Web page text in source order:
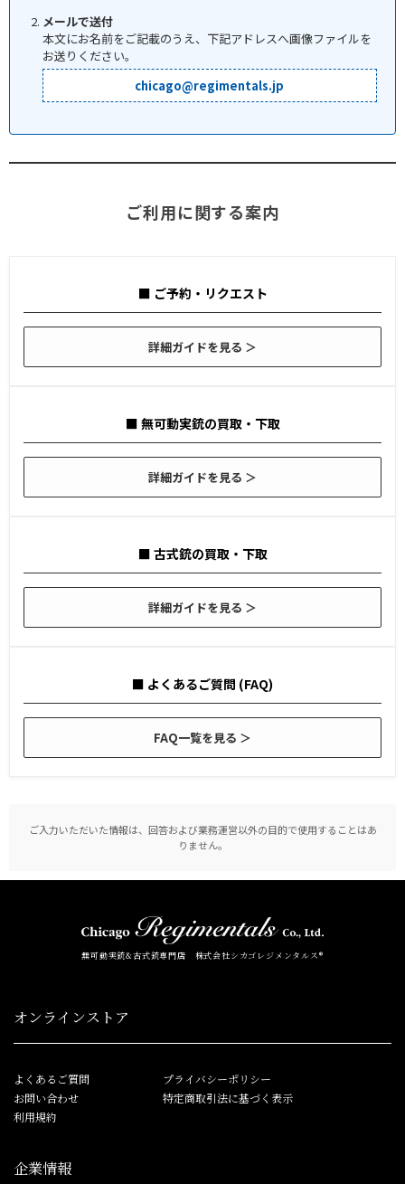
メールで送付
本文にお名前をご記載のうえ、下記アドレスへ画像ファイルを
お送りください。
chicago@regimentals.jp
ご利用に関する案内
■ ご予約・リクエスト
詳細ガイドを見る ＞
■ 無可動実銃の買取・下取
詳細ガイドを見る ＞
■ 古式銃の買取・下取
詳細ガイドを見る ＞
■ よくあるご質問 (FAQ)
FAQ一覧を見る ＞
ご入力いただいた情報は、回答および業務運営以外の目的で使用することはあ
りません。
無可動実銃&古式銃専門店 株式会社シカゴレジメンタルス®
オンラインストア
よくあるご質問
お問い合わせ
利用規約
プライバシーポリシー
特定商取引法に基づく表示
企業情報